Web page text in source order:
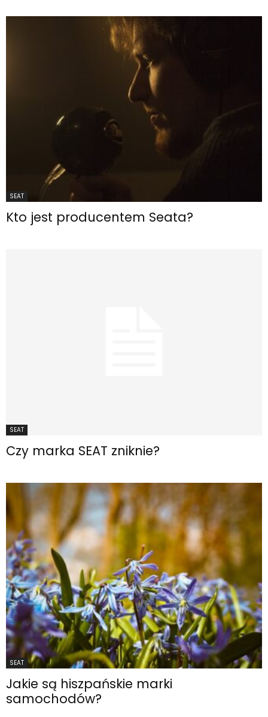
SEAT
Kto jest producentem Seata?
SEAT
Czy marka SEAT zniknie?
SEAT
Jakie są hiszpańskie marki
samochodów?